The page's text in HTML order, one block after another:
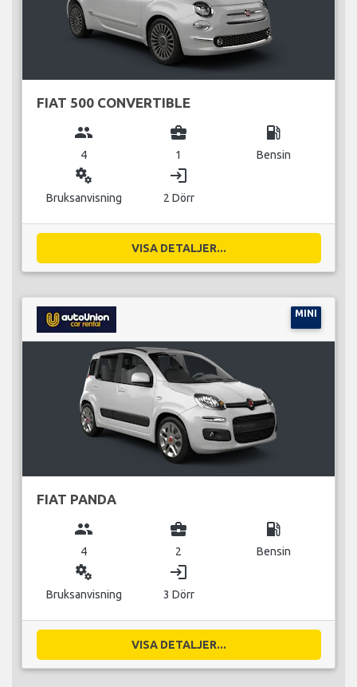
FIAT 500 CONVERTIBLE
group
4
business_center
1
local_gas_station
Bensin
miscellaneous_services
Bruksanvisning
login
2 Dörr
VISA DETALJER...
MINI
FIAT PANDA
group
4
business_center
2
local_gas_station
Bensin
miscellaneous_services
Bruksanvisning
login
3 Dörr
VISA DETALJER...